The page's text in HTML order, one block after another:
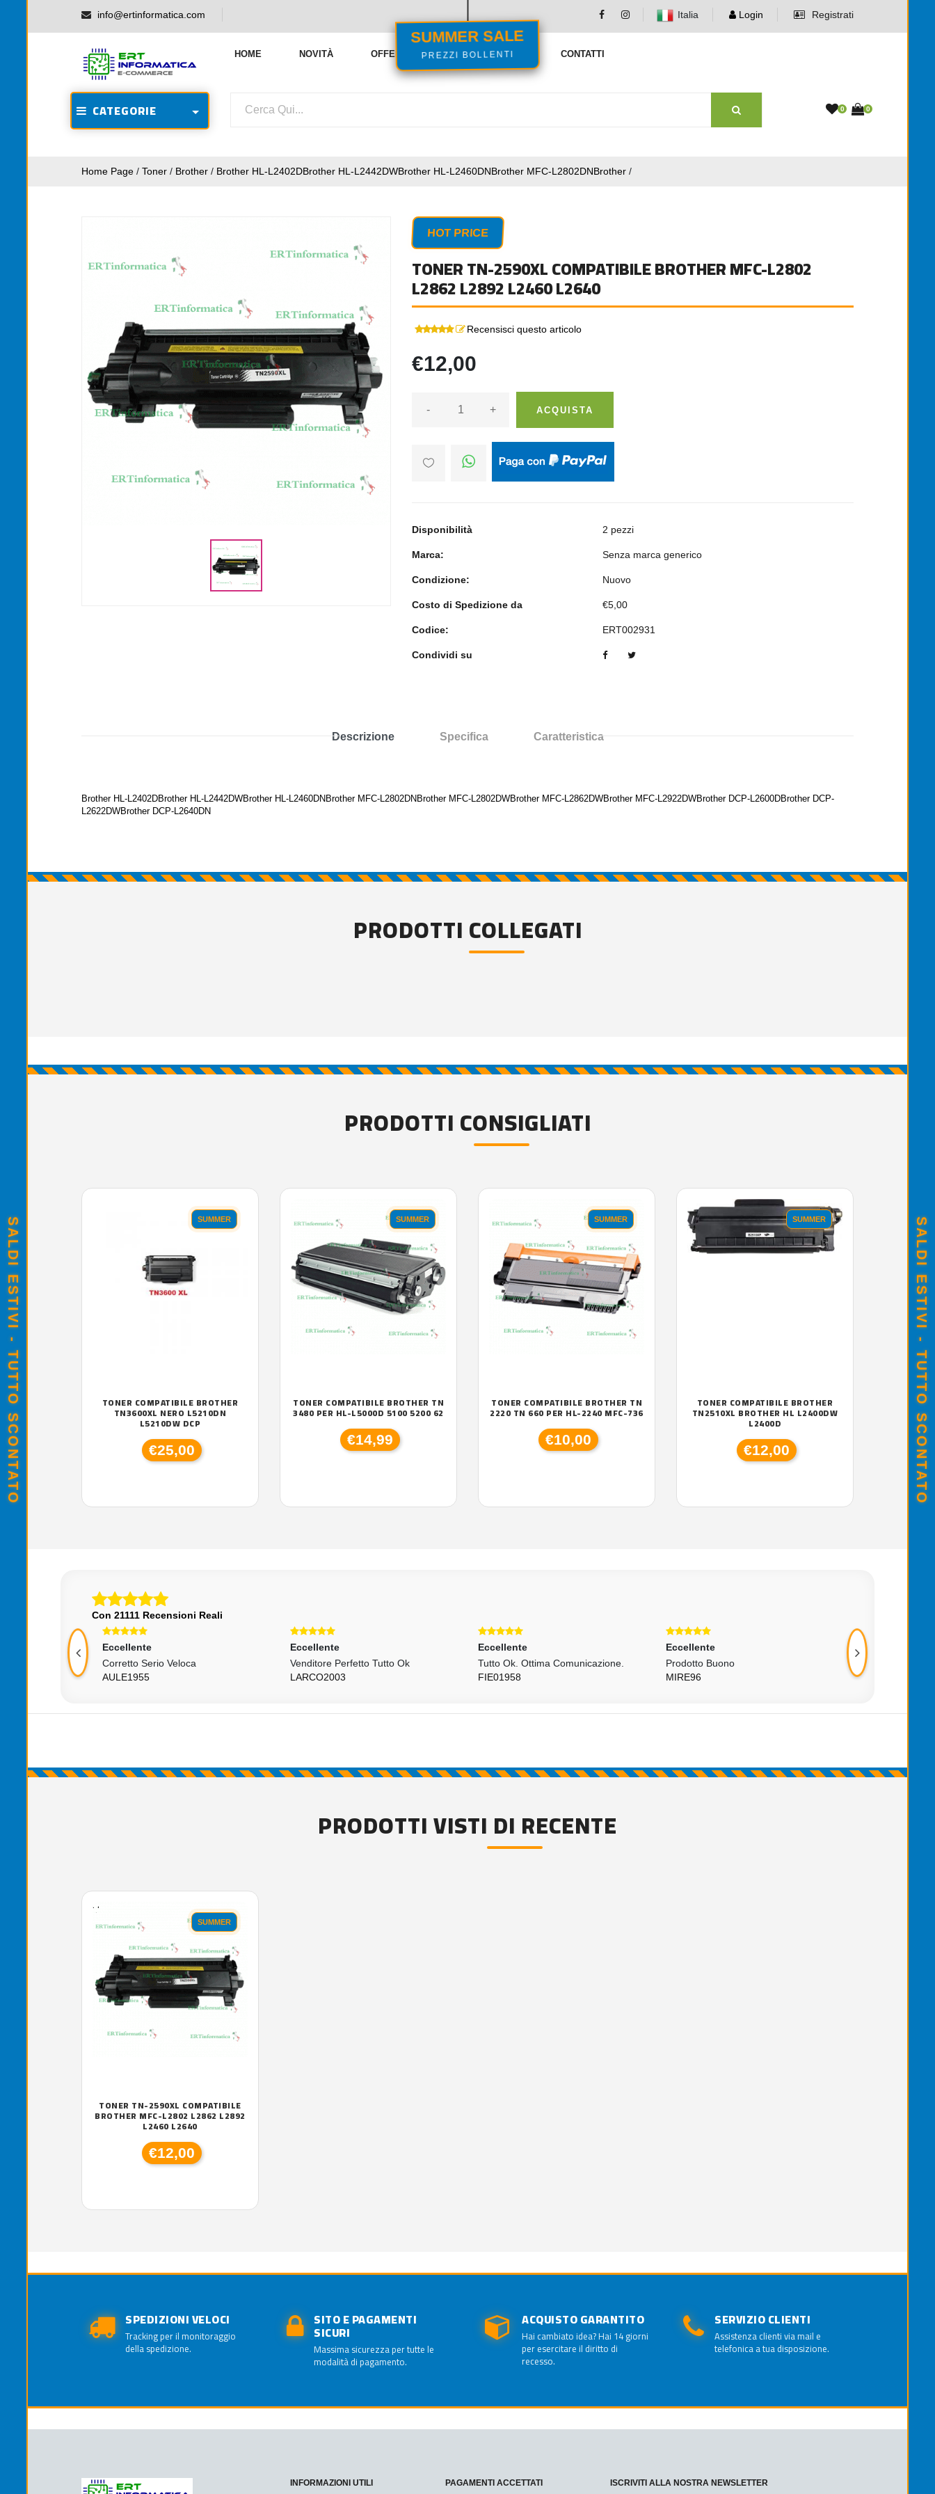
SUMMER SALE
PREZZI BOLLENTI
info@ertinformatica.com Italia Login Registrati
HOME NOVITÀ OFFERTE VENDITE FLASH CONTATTI
CATEGORIE 0 0
Home Page / Toner / Brother / Brother HL-L2402DBrother HL-L2442DWBrother HL-L2460DNBrother MFC-L2802DNBrother /
HOT PRICE
TONER TN-2590XL COMPATIBILE BROTHER MFC-L2802
L2862 L2892 L2460 L2640
Recensisci questo articolo
€12,00
- + ACQUISTA
Disponibilità 2 pezzi
Marca: Senza marca generico
Condizione: Nuovo
Costo di Spedizione da €5,00
Codice: ERT002931
Condividi su
Descrizione Specifica Caratteristica
Brother HL-L2402DBrother HL-L2442DWBrother HL-L2460DNBrother MFC-L2802DNBrother MFC-L2802DWBrother MFC-L2862DWBrother MFC-L2922DWBrother DCP-L2600DBrother DCP-
L2622DWBrother DCP-L2640DN
PRODOTTI COLLEGATI
PRODOTTI CONSIGLIATI
SUMMER
TONER COMPATIBILE BROTHER
TN3600XL NERO L5210DN
L5210DW DCP
€25,00
SUMMER
TONER COMPATIBILE BROTHER TN
3480 PER HL-L5000D 5100 5200 62
€14,99
SUMMER
TONER COMPATIBILE BROTHER TN
2220 TN 660 PER HL-2240 MFC-736
€10,00
SUMMER
TONER COMPATIBILE BROTHER
TN2510XL BROTHER HL L2400DW
L2400D
€12,00
Con 21111 Recensioni Reali
Eccellente
Corretto Serio Veloca
AULE1955
Eccellente
Venditore Perfetto Tutto Ok
LARCO2003
Eccellente
Tutto Ok. Ottima Comunicazione.
FIE01958
Eccellente
Prodotto Buono
MIRE96
Eccellente
Venditore
LINUX.27
PRODOTTI VISTI DI RECENTE
'.'
SUMMER
TONER TN-2590XL COMPATIBILE
BROTHER MFC-L2802 L2862 L2892
L2460 L2640
€12,00
SPEDIZIONI VELOCI
Tracking per il monitoraggio
della spedizione.
SITO E PAGAMENTI
SICURI
Massima sicurezza per tutte le
modalità di pagamento.
ACQUISTO GARANTITO
Hai cambiato idea? Hai 14 giorni
per esercitare il diritto di
recesso.
SERVIZIO CLIENTI
Assistenza clienti via mail e
telefonica a tua disposizione.
INFORMAZIONI UTILI PAGAMENTI ACCETTATI
ISCRIVITI ALLA NOSTRA NEWSLETTER
SALDI ESTIVI - TUTTO SCONTATO SALDI ESTIVI - TUTTO SCONTATO